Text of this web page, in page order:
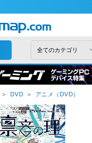
＞ DVD ＞ アニメ（DVD）